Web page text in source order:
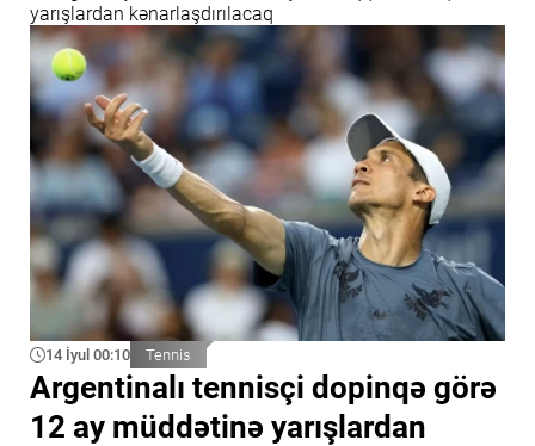
yarışlardan kənarlaşdırılacaq
14 İyul 00:10 Tennis
Argentinalı tennisçi dopinqə görə
12 ay müddətinə yarışlardan